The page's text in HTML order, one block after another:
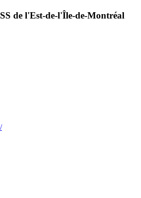
de l'Est-de-l'Île-de-Montréal